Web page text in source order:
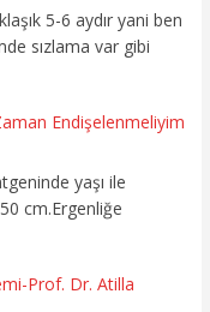
5-6 aydır yani ben
sızlama var gibi
Endişelenmeliyim
yaşı ile
cm.Ergenliğe
Prof. Dr. Atilla